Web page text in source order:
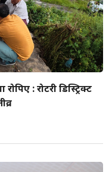
: रोटरी डिस्ट्रिक्ट